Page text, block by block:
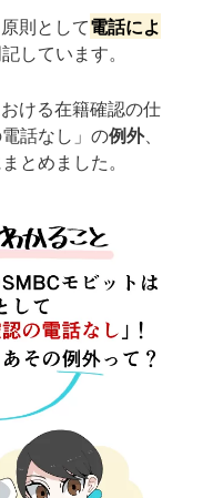
則として電話によ
しています。
ける在籍確認の仕
話なし」の例外、
とめました。